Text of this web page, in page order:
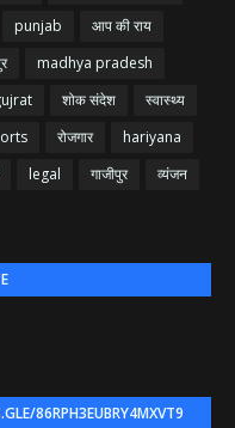
punjab
आप की राय
madhya pradesh
शोक संदेश
स्वास्थ्य
रोजगार
hariyana
legal गाजीपुर
व्यंजन
86RPH3EUBRY4MXVT9